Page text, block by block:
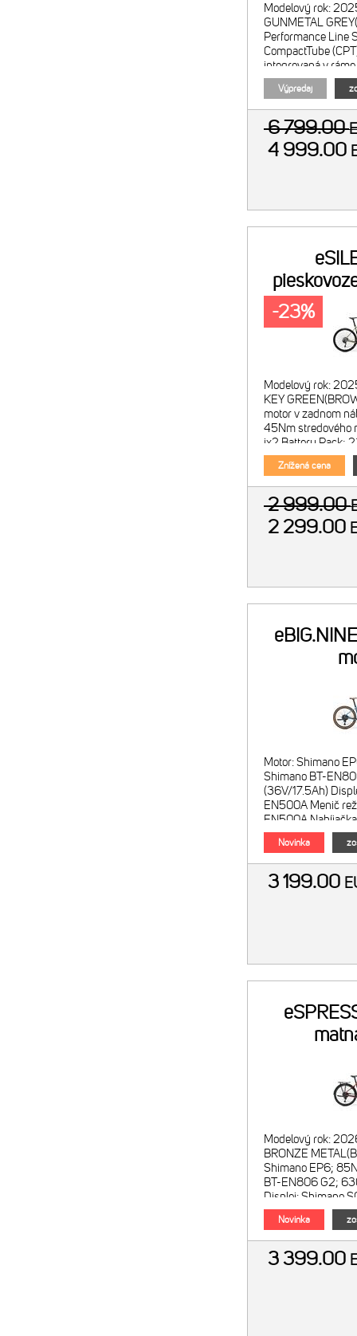
Modelový rok:
GUNMETAL
Performance Line
CompactTube
integrovaná v
400 Menič
Výpredaj
6 799.00
4 999.00
Modelový rok:
KEY
motor v zadnom
45Nm stredového
ix2 Battery Pack;
Menič re
Znížená cena
-23%
2 999.00
2 299.00
Motor: Shimano
Shimano BT-
(36V/17.5Ah)
EN500A Menič
EN500A
E6002; 2A
Novinka
3 199.00
Modelový rok:
BRONZE
Shimano EP6;
BT-EN806 G2;
Displej: Shimano
režimov: Shimano
Novinka
3 399.00